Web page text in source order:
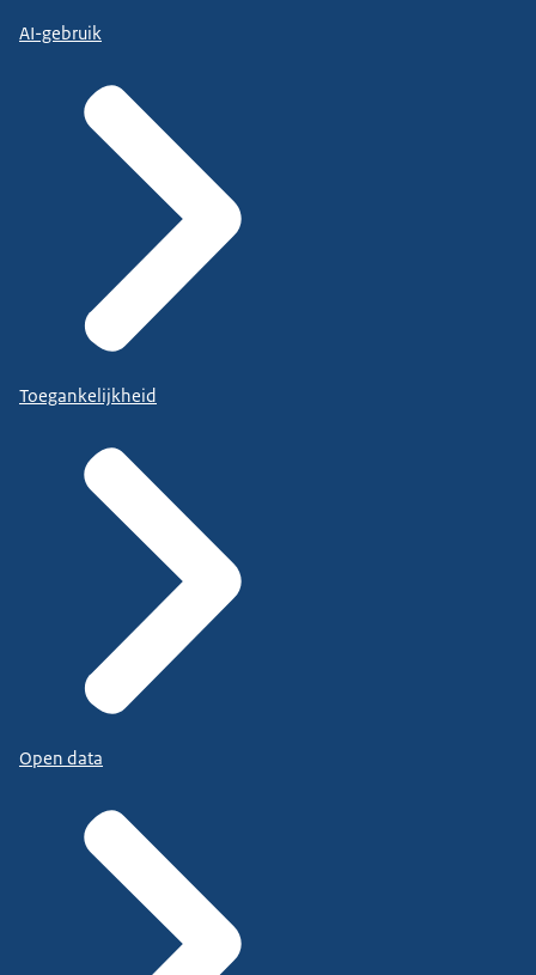
AI-gebruik
Toegankelijkheid
Open data